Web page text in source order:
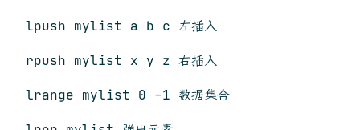
lpush mylist a b c 左插入
rpush mylist x y z 右插入
lrange mylist 0 -1 数据集合